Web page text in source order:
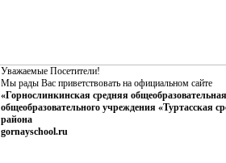
Уважаемые Посетители!
Мы рады Вас приветствовать на официальном сайте
«Горнослинкинская средняя
общеобразовательного учреждения «Туртасская
района
gornayschool.ru